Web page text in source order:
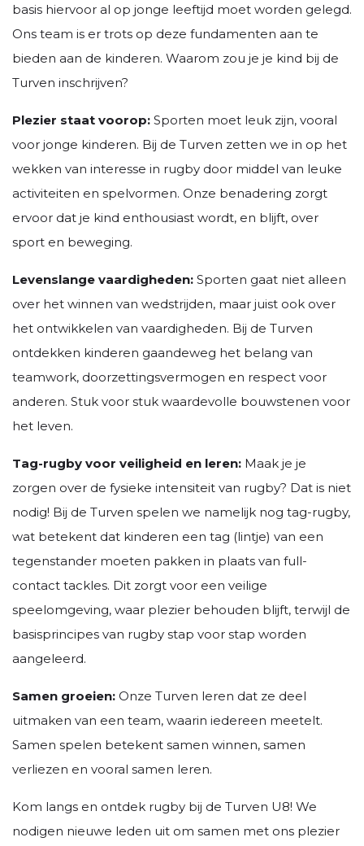
basis hiervoor al op jonge leeftijd moet worden gelegd.
Ons team is er trots op deze fundamenten aan te
bieden aan de kinderen. Waarom zou je je kind bij de
Turven inschrijven?
Plezier staat voorop: Sporten moet leuk zijn, vooral
voor jonge kinderen. Bij de Turven zetten we in op het
wekken van interesse in rugby door middel van leuke
activiteiten en spelvormen. Onze benadering zorgt
ervoor dat je kind enthousiast wordt, en blijft, over
sport en beweging.
Levenslange vaardigheden: Sporten gaat niet alleen
over het winnen van wedstrijden, maar juist ook over
het ontwikkelen van vaardigheden. Bij de Turven
ontdekken kinderen gaandeweg het belang van
teamwork, doorzettingsvermogen en respect voor
anderen. Stuk voor stuk waardevolle bouwstenen voor
het leven.
Tag-rugby voor veiligheid en leren: Maak je je
zorgen over de fysieke intensiteit van rugby? Dat is niet
nodig! Bij de Turven spelen we namelijk nog tag-rugby,
wat betekent dat kinderen een tag (lintje) van een
tegenstander moeten pakken in plaats van full-
contact tackles. Dit zorgt voor een veilige
speelomgeving, waar plezier behouden blijft, terwijl de
basisprincipes van rugby stap voor stap worden
aangeleerd.
Samen groeien: Onze Turven leren dat ze deel
uitmaken van een team, waarin iedereen meetelt.
Samen spelen betekent samen winnen, samen
verliezen en vooral samen leren.
Kom langs en ontdek rugby bij de Turven U8! We
nodigen nieuwe leden uit om samen met ons plezier